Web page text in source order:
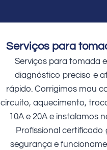
Serviços para
Serviços para tomada
diagnóstico preciso e
rápido. Corrigimos mau
circuito, aquecimento,
10A e 20A e instalamos
Profissional certificado
segurança e